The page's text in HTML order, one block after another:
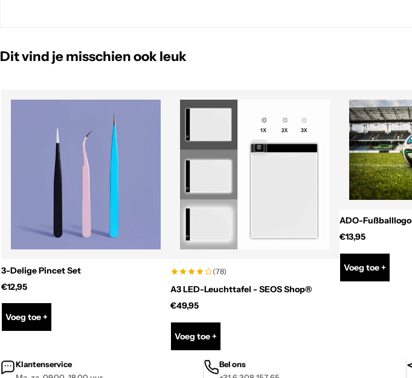
Dit vind je misschien ook leuk
3-Delige Pincet Set
€12,95
Voeg toe +
(78)
A3 LED-Leuchttafel - SEOS Shop®
€49,95
Voeg toe +
ADO-Fußballlogo
€13,95
Voeg toe +
Klantenservice
Bel ons